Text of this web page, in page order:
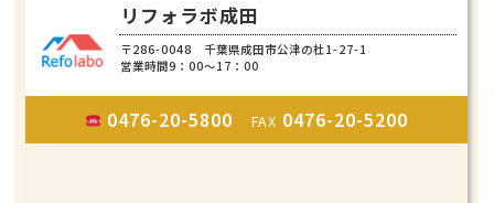
リフォラボ成田
〒286-0048 千葉県成田市公津の杜1-27-1
営業時間9：00～17：00
0476-20-5800FAX 0476-20-5200